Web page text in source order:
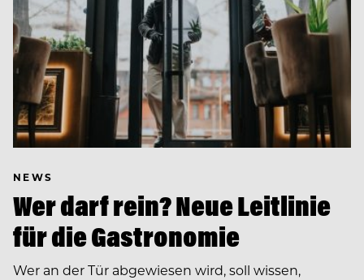
NEWS
Wer darf rein? Neue Leitlinie
für die Gastronomie
Wer an der Tür abgewiesen wird, soll wissen,